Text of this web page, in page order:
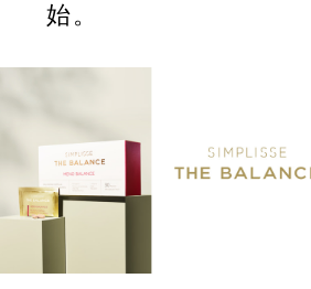
始。